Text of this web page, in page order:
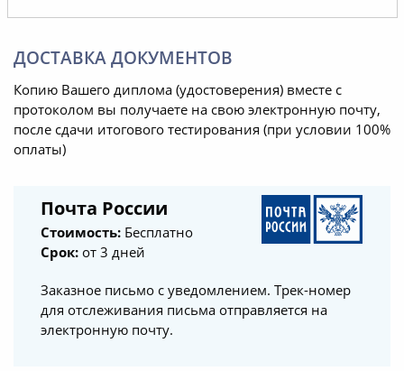
ДОСТАВКА ДОКУМЕНТОВ
Копию Вашего диплома (удостоверения) вместе с
протоколом вы получаете на свою электронную почту,
после сдачи итогового тестирования (при условии 100%
оплаты)
Почта России
Стоимость: Бесплатно
Срок: от 3 дней
Заказное письмо с уведомлением. Трек-номер
для отслеживания письма отправляется на
электронную почту.